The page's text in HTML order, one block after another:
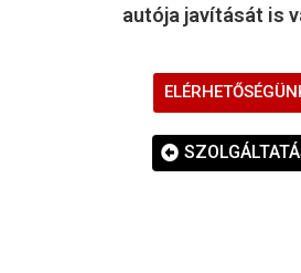
autója javítását is